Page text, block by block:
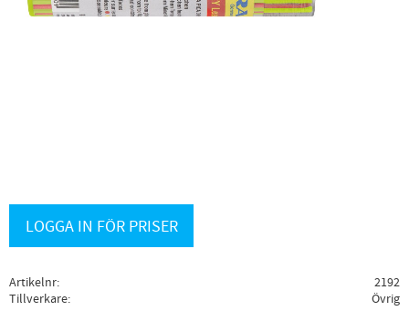
LOGGA IN FÖR PRISER
Artikelnr
2192
Tillverkare
Övrig